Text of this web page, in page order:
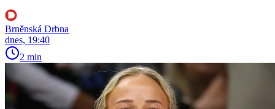
Brněnská Drbna
dnes, 19:40
2 min